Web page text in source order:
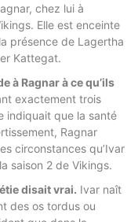
chez lui à
Elle est enceinte
présence de Lagertha
Kattegat.
à Ragnar à ce qu’ils
exactement trois
indiquait que la santé
Ragnar
circonstances qu’Ivar
saison 2 de Vikings.
disait vrai. Ivar naît
des os tordus ou